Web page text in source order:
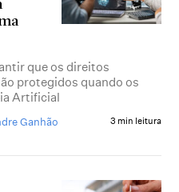
que os direitos
protegidos quando os
Artificial
Ganhão 3 min leitura